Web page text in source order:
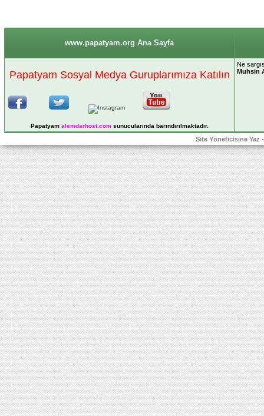
www.papatyam.org Ana Sayfa
Papatyam Sosyal Medya Guruplarımıza Katılın
Papatyam alemdarhost.comsunucularında barındırılmaktadır.
Ne
Muhsin
Site Yöneticisine Yaz